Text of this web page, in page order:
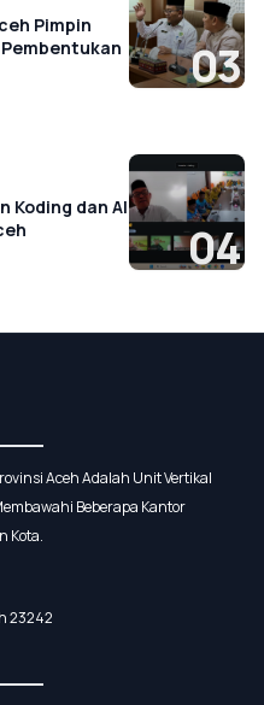
Pimpin
03
Koding dan AI
04
Aceh Adalah Unit Vertikal
Beberapa Kantor
Kota.
23242